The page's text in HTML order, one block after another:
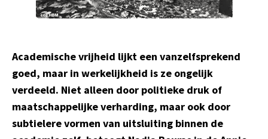
Academische vrijheid lijkt een vanzelfsprekend
goed, maar in werkelijkheid is ze ongelijk
verdeeld. Niet alleen door politieke druk of
maatschappelijke verharding, maar ook door
subtielere vormen van uitsluiting binnen de